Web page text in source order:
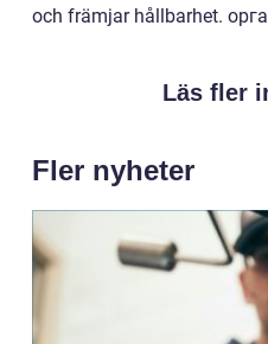
och främjar hållbarhet.
Läs fler
Fler nyheter